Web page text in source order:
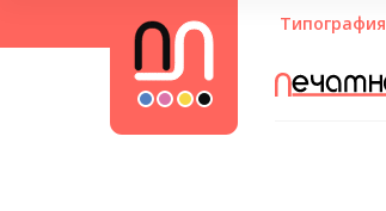
Типография